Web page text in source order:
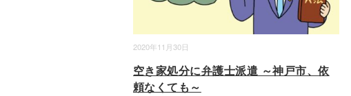
2020年11月30日
空き家処分に弁護士派遣 ～神戸市、依
頼なくても～